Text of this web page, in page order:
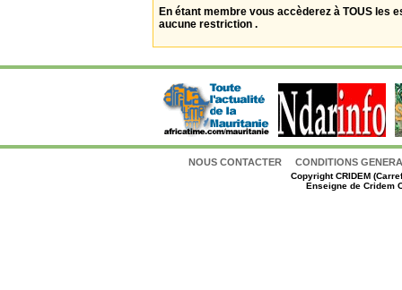
En étant membre vous accèderez à TOUS les
aucune restriction .
NOUS CONTACTER CONDITIONS
CopyrightCRIDEM
Enseigne de Cridem